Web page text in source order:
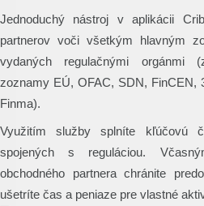
Jednoduchý nástroj v aplikácii
partnerov voči všetkým hlavným
vydaných regulačnými orgánmi
zoznamy EÚ, OFAC, SDN, FinCEN,
Finma).
Využitím služby splníte kľúčovú
spojených s reguláciou.
obchodného partnera chránite
ušetríte čas a peniaze pre vlastné